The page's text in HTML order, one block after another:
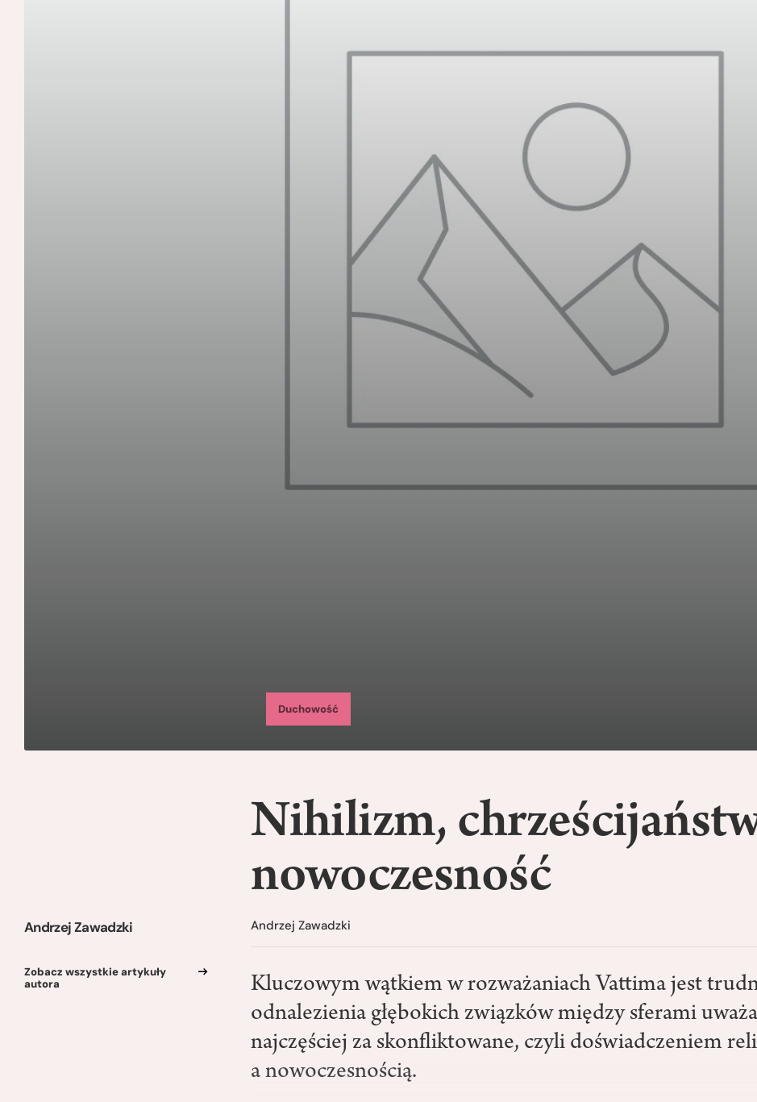
Duchowość
Andrzej Zawadzki
Zobacz wszystkie artykuły
autora
Nihilizm,
nowoczesność
Andrzej Zawadzki
Kluczowym wątkiem w rozważaniach Vattima jest
odnalezienia głębokich związków między sferami
najczęściej za skonfliktowane, czyli doświadczeniem
a nowoczesnością.